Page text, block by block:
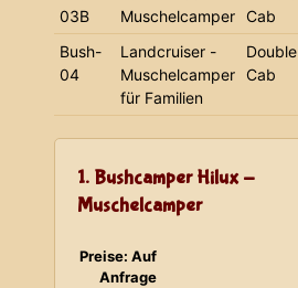
03B
Muschelcamper Cab
Bush-
04
Landcruiser -
Muschelcamper
für Familien
Double
Cab
1. Bushcamper Hilux -
Muschelcamper
Preise: Auf
Anfrage